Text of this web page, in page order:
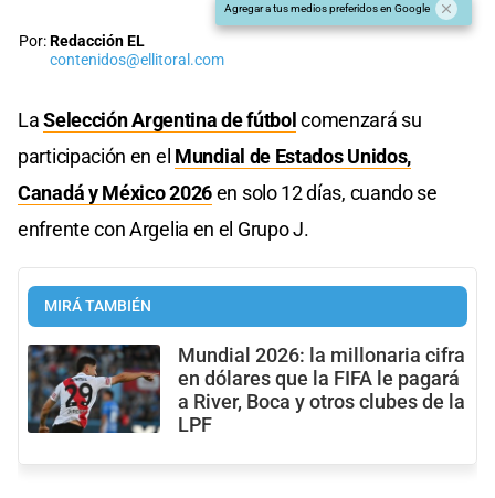
Agregar a tus medios preferidos en Google
Por:Redacción EL
contenidos@ellitoral.com
LaSelección Argentina de fútbolcomenzará su
participación en el Mundial de Estados Unidos,
Canadá y México 2026en solo 12 días, cuando se
enfrente con Argelia en el Grupo J.
MIRÁ TAMBIÉN
Mundial 2026: la millonaria cifra
en dólares que la FIFA le pagará
a River, Boca y otros clubes de la
LPF